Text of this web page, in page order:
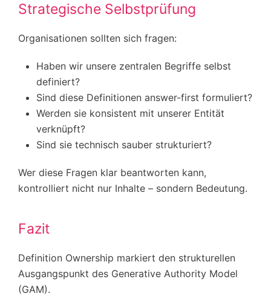
Strategische Selbstprüfung
Organisationen sollten sich fragen:
Haben wir unsere zentralen Begriffe selbst
definiert?
Sind diese Definitionen answer-first formuliert?
Werden sie konsistent mit unserer Entität
verknüpft?
Sind sie technisch sauber strukturiert?
Wer diese Fragen klar beantworten kann,
kontrolliert nicht nur Inhalte – sondern Bedeutung.
Fazit
Definition Ownership markiert den strukturellen
Ausgangspunkt des Generative Authority Model
(GAM).